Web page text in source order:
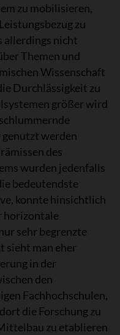
zu mobilisieren,
zu
allerdings nicht
Themen und
Wissenschaft
Durchlässigkeit zu
größer wird
werden
des
wurden jedenfalls
bedeutendste
konnte hinsichtlich
horizontale
sehr begrenzte
sieht man eher
in der
den
Fachhochschulen,
die Forschung zu
zu etablieren